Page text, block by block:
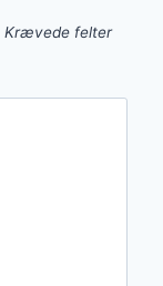
Krævede felter